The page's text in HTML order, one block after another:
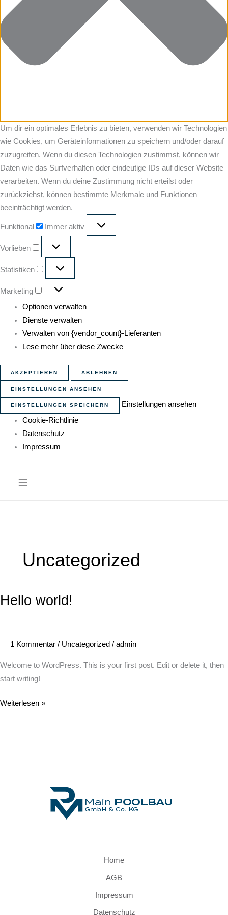
Um dir ein optimales Erlebnis zu bieten, verwenden wir Technologien
wie Cookies, um Geräteinformationen zu speichern und/oder darauf
zuzugreifen. Wenn du diesen Technologien zustimmst, können wir
Daten wie das Surfverhalten oder eindeutige IDs auf dieser Website
verarbeiten. Wenn du deine Zustimmung nicht erteilst oder
zurückziehst, können bestimmte Merkmale und Funktionen
beeinträchtigt werden.
Funktional Immer aktiv
Vorlieben
Statistiken
Marketing
Optionen verwalten
Dienste verwalten
Verwalten von {vendor_count}-Lieferanten
Lese mehr über diese Zwecke
AKZEPTIEREN ABLEHNEN
EINSTELLUNGEN ANSEHEN
EINSTELLUNGEN SPEICHERN
Einstellungen ansehen
Cookie-Richtlinie
Datenschutz
Impressum
Uncategorized
Hello world!
1 Kommentar / Uncategorized / admin
Welcome to WordPress. This is your first post. Edit or delete it, then
start writing!
Hello
Weiterlesen »
Home
AGB
Impressum
Datenschutz